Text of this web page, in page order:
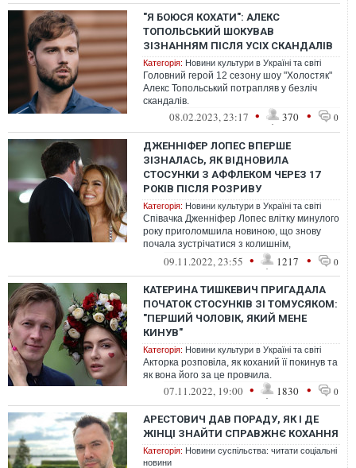
"Я БОЮСЯ КОХАТИ": АЛЕКС
ТОПОЛЬСЬКИЙ ШОКУВАВ
ЗІЗНАННЯМ ПІСЛЯ УСІХ СКАНДАЛІВ
Категорія: Новини культури в Україні та світі
Головний герой 12 сезону шоу "Холостяк"
Алекс Топольський потрапляв у безліч
скандалів.
08.02.2023, 23:17 • 370 • 0
ДЖЕННІФЕР ЛОПЕС ВПЕРШЕ
ЗІЗНАЛАСЬ, ЯК ВІДНОВИЛА
СТОСУНКИ З АФФЛЕКОМ ЧЕРЕЗ 17
РОКІВ ПІСЛЯ РОЗРИВУ
Категорія: Новини культури в Україні та світі
Співачка Дженніфер Лопес влітку минулого
року приголомшила новиною, що знову
почала зустрічатися з колишнім,
актором Беном Аффлеком, з яким порвала
09.11.2022, 23:55 • 1217 • 0
КАТЕРИНА ТИШКЕВИЧ ПРИГАДАЛА
ПОЧАТОК СТОСУНКІВ ЗІ ТОМУСЯКОМ:
"ПЕРШИЙ ЧОЛОВІК, ЯКИЙ МЕНЕ
КИНУВ"
Категорія: Новини культури в Україні та світі
Акторка розповіла, як коханий її покинув та
як вона його за це провчила.
07.11.2022, 19:00 • 1830 • 0
АРЕСТОВИЧ ДАВ ПОРАДУ, ЯК І ДЕ
ЖІНЦІ ЗНАЙТИ СПРАВЖНЄ КОХАННЯ
Категорія: Новини суспільства: читати соціальні
новини